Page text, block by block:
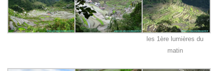
les 1ère lumières du
matin